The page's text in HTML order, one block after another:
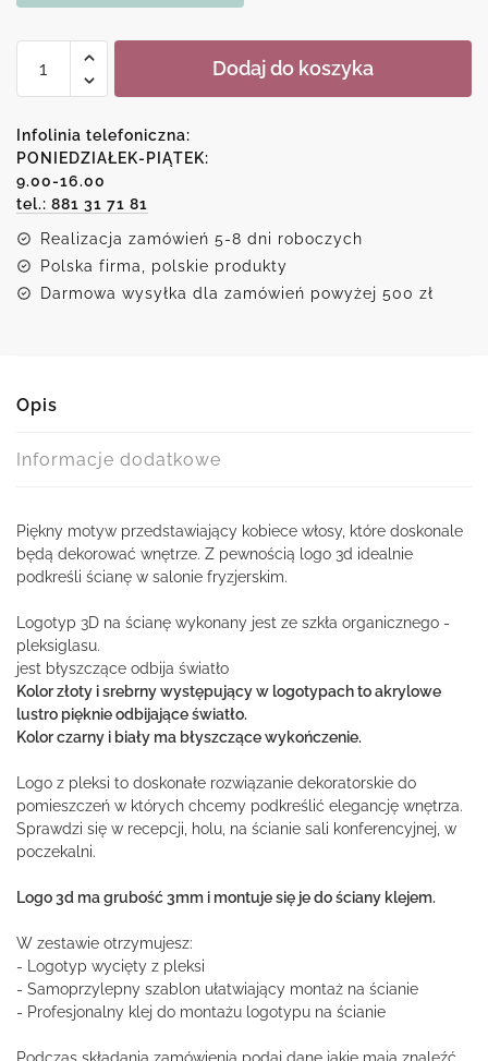
Znak
do
studia
fryzjerskiego
z
motywem
kobiecych
włosów
Dodaj do koszyka
Infolinia telefoniczna:
PONIEDZIAŁEK-PIĄTEK:
9.00-16.00
tel.: 881 31 71 81
Realizacja zamówień 5-8 dni roboczych
Polska firma, polskie produkty
Darmowa wysyłka dla zamówień powyżej 500 zł
Opis
Informacje dodatkowe
Piękny motyw przedstawiający kobiece włosy, które doskonale
będą dekorować wnętrze. Z pewnością logo 3d idealnie
podkreśli ścianę w salonie fryzjerskim.
Logotyp 3D na ścianę wykonany jest ze szkła organicznego -
pleksiglasu.
jest błyszczące odbija światło
Kolor złoty i srebrny występujący w logotypach to akrylowe
lustro pięknie odbijające światło.
Kolor czarny i biały ma błyszczące wykończenie.
Logo z pleksi to doskonałe rozwiązanie dekoratorskie do
pomieszczeń w których chcemy podkreślić elegancję wnętrza.
Sprawdzi się w recepcji, holu, na ścianie sali konferencyjnej, w
poczekalni.
Logo 3d ma grubość 3mm i montuje się je do ściany klejem.
W zestawie otrzymujesz:
- Logotyp wycięty z pleksi
- Samoprzylepny szablon ułatwiający montaż na ścianie
- Profesjonalny klej do montażu logotypu na ścianie